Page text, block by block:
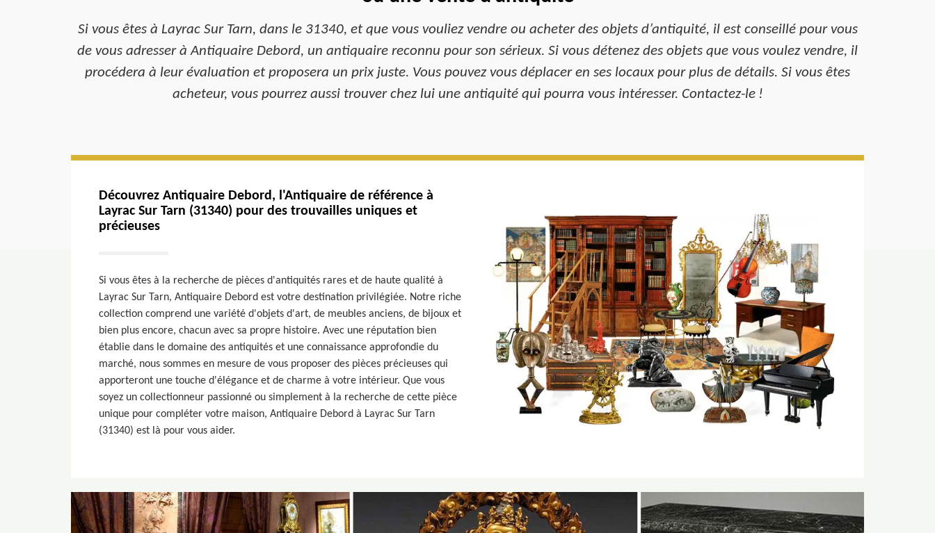
Si vous êtes à Layrac Sur Tarn, dans le 31340, et que vous vouliez vendre ou acheter des objets d’antiquité, il est conseillé pour vous
de vous adresser à Antiquaire Debord, un antiquaire reconnu pour son sérieux. Si vous détenez des objets que vous voulez vendre, il
procédera à leur évaluation et proposera un prix juste. Vous pouvez vous déplacer en ses locaux pour plus de détails. Si vous êtes
acheteur, vous pourrez aussi trouver chez lui une antiquité qui pourra vous intéresser. Contactez-le !
Découvrez Antiquaire Debord, l'Antiquaire de référence à
Layrac Sur Tarn (31340) pour des trouvailles uniques et
précieuses
Si vous êtes à la recherche de pièces d'antiquités rares et de haute qualité à
Layrac Sur Tarn, Antiquaire Debord est votre destination privilégiée. Notre riche
collection comprend une variété d'objets d'art, de meubles anciens, de bijoux et
bien plus encore, chacun avec sa propre histoire. Avec une réputation bien
établie dans le domaine des antiquités et une connaissance approfondie du
marché, nous sommes en mesure de vous proposer des pièces précieuses qui
apporteront une touche d'élégance et de charme à votre intérieur. Que vous
soyez un collectionneur passionné ou simplement à la recherche de cette pièce
unique pour compléter votre maison, Antiquaire Debord à Layrac Sur Tarn
(31340) est là pour vous aider.